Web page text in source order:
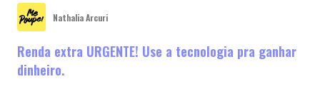
Nathalia Arcuri
Renda extra URGENTE! Use a tecnologia pra ganhar
dinheiro.